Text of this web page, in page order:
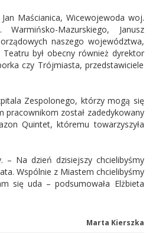
Maścianica, Wicewojewoda woj.
Mazurskiego, Janusz
naszego województwa,
był obecny również dyrektor
czy Trójmiasta, przedstawiciele
Zespolonego, którzy mogą się
pracownikom został zadedykowany
Quintet, któremu towarzyszyła
– Na dzień dzisiejszy chcielibyśmy
Wspólnie z Miastem chcielibyśmy
się uda – podsumowała Elżbieta
Marta Kierszka